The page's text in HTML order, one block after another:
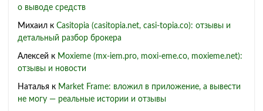
о выводе средств
Михаил к Casitopia (casitopia.net, casi-topia.co): отзывы и
детальный разбор брокера
Алексей к Moxieme (mx-iem.pro, moxi-eme.co, moxieme.net):
отзывы и новости
Наталья к Market Frame: вложил в приложение, а вывести
не могу — реальные истории и отзывы